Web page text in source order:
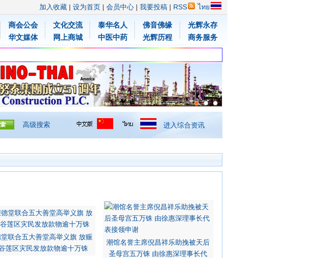
加入收藏 | 设为首页 | 会员中心 | 我要投稿 | RSS ไทย
商会公会
华文媒体
文化交流
网上商城
泰华名人
中医中药
佛音佛缘
光辉历程
光辉永存
商务服务
高级搜索 进入综合资讯
联合五大善堂高举义旗 放赈
莲区灾民发放款物逾十万铢
潮馆名誉主席倪昌祥乐助挽被天后
圣母宫五万铢 由徐惠深理事长代